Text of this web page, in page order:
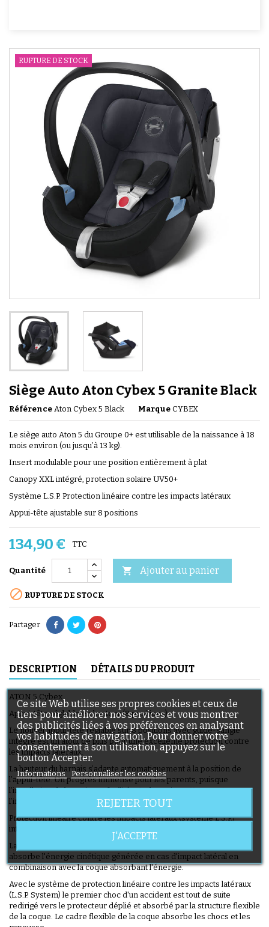
RUPTURE DE STOCK
Siège Auto Aton Cybex 5 Granite Black
Référence Aton Cybex 5 Black Marque CYBEX
Le siège auto Aton 5 du Groupe 0+ est utilisable de la naissance à 18
mois environ (ou jusqu’à 13 kg).
Insert modulable pour une position entièrement à plat
Canopy XXL intégré, protection solaire UV50+
Système L.S.P. Protection linéaire contre les impacts latéraux
Appui-tête ajustable sur 8 positions
134,90 € TTC
Quantité  Ajouter au panier
 RUPTURE DE STOCK
Partager
DESCRIPTION DÉTAILS DU PRODUIT
ATON 5 Cybex
Appui-tête réglable en hauteur (8 positions)
Le nouvel appui-tête réglable sur 8 positions avec guide-sangle
intégré est un atout de plus pour une excellente protection contre
les impacts latéraux.
La hauteur du harnais s’adapte automatiquement à la position de
l’appui-tête. Un progrès immense pour les parents, puisque
l’installation du harnais est facilitée. Le harnais en Y permet
l’installation de très petits bébés.
Protection linéaire contre les impacts latéraux (système L.S.P.)
intégré
La protection linéaire contre les impacts latéraux (LSP System)
absorbe l'énergie cinétique générée en cas d'impact latéral en
combinaison avec la coque absorbant l'énergie.
Avec le système de protection linéaire contre les impacts latéraux
(L.S.P. System) le premier choc d'un accident est tout de suite
redirigé vers le protecteur déplié et absorbé par la structure flexible
de la coque. Le cadre flexible de la coque absorbe les chocs et les
Ce site Web utilise ses propres cookies et ceux de
tiers pour améliorer nos services et vous montrer
des publicités liées à vos préférences en analysant
vos habitudes de navigation. Pour donner votre
consentement à son utilisation, appuyez sur le
bouton Accepter.
Informations Personnaliser les cookies
REJETER TOUT
J'ACCEPTE